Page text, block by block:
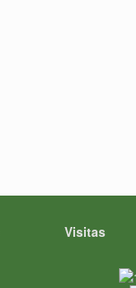
Visitas